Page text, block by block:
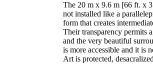
The 20 m x 9.6 m [66 ft. x
not installed like a
form that creates
Their transparency permits
and the very beautiful
is more accessible and it is
Art is protected,